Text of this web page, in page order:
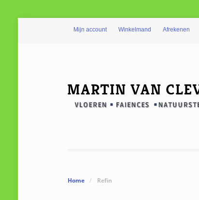
Mijn account Winkelmand Afrekenen
Home / Refin